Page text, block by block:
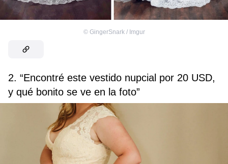
© GingerSnark / Imgur
2. “Encontré este vestido nupcial por 20 USD,
y qué bonito se ve en la foto”